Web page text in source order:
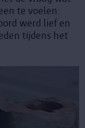
te voelen:
werd lief en
tijdens het